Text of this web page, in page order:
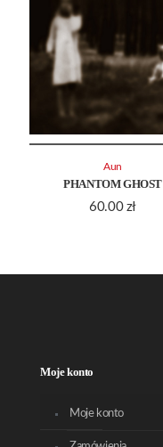
PHANTOM GHOST
60.00 zł
Aun
Moje konto
Moje konto